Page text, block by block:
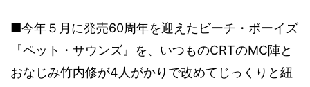
■今年５月に発売60周年を迎えたビーチ・ボーイズ
『ペット・サウンズ』を、いつものCRTのMC陣と
おなじみ竹内修が4人がかりで改めてじっくりと紐